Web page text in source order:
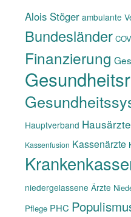
Alois Stöger ambulante
Bundesländer
Finanzierung
Hauptverband Hausärzte
Kassenfusion Kassenärzte
niedergelassene Ärzte
Pflege PHC